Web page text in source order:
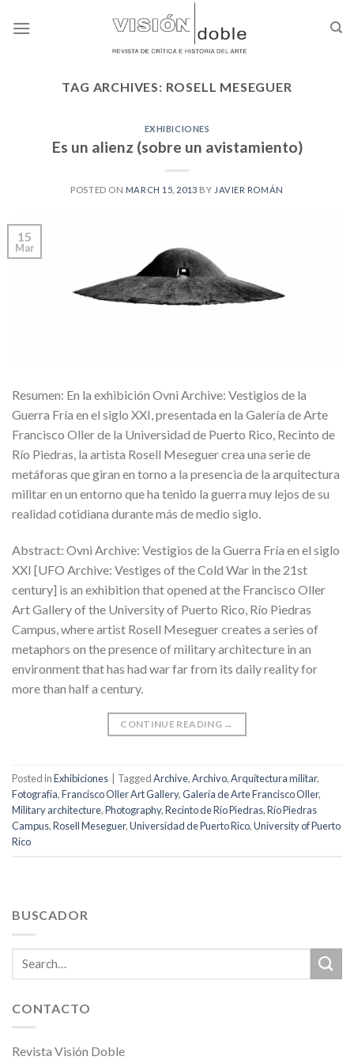
TAG ARCHIVES: ROSELL MESEGUER
EXHIBICIONES
Es un alienz (sobre un avistamiento)
POSTED ON MARCH 15, 2013 BY JAVIER ROMÁN
15
Mar
Resumen: En la exhibición Ovni Archive: Vestigios de la
Guerra Fría en el siglo XXI, presentada en la Galería de Arte
Francisco Oller de la Universidad de Puerto Rico, Recinto de
Río Piedras, la artista Rosell Meseguer crea una serie de
metáforas que giran en torno a la presencia de la arquitectura
militar en un entorno que ha tenido la guerra muy lejos de su
realidad cotidiana durante más de medio siglo.
Abstract: Ovni Archive: Vestigios de la Guerra Fría en el siglo
XXI [UFO Archive: Vestiges of the Cold War in the 21st
century] is an exhibition that opened at the Francisco Oller
Art Gallery of the University of Puerto Rico, Río Piedras
Campus, where artist Rosell Meseguer creates a series of
metaphors on the presence of military architecture in an
environment that has had war far from its daily reality for
more than half a century.
CONTINUE READING →
Posted inExhibiciones TaggedArchive,Archivo,Arquitectura militar,
Fotografía,Francisco Oller Art Gallery,Galería de Arte Francisco Oller,
Military architecture,Photography,Recinto de Río Piedras,Río Piedras
Campus,Rosell Meseguer,Universidad de Puerto Rico,University of Puerto
Rico
BUSCADOR
CONTACTO
Revista Visión Doble